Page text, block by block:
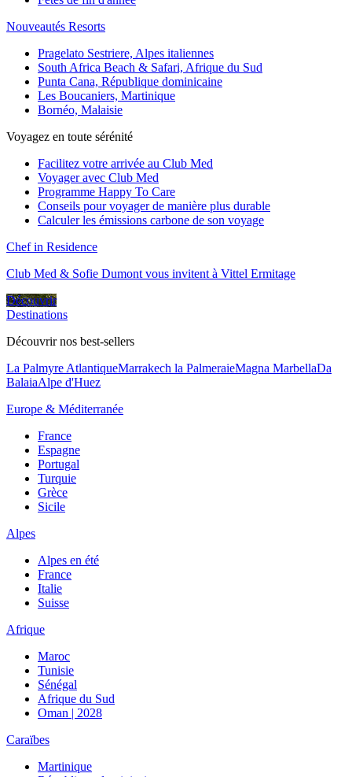
Nouveautés Resorts
Pragelato Sestriere, Alpes italiennes
South Africa Beach & Safari, Afrique du Sud
Punta Cana, République dominicaine
Les Boucaniers, Martinique
Bornéo, Malaisie
Voyagez en toute sérénité
Facilitez votre arrivée au Club Med
Voyager avec Club Med
Programme Happy To Care
Conseils pour voyager de manière plus durable
Calculer les émissions carbone de son voyage
Chef in Residence
Club Med & Sofie Dumont vous invitent à Vittel Ermitage
Découvrir
Destinations
Découvrir nos best-sellers
La Palmyre AtlantiqueMarrakech la PalmeraieMagna MarbellaDa
BalaiaAlpe d'Huez
Europe & Méditerranée
France
Espagne
Portugal
Turquie
Grèce
Sicile
Alpes
Alpes en été
France
Italie
Suisse
Afrique
Maroc
Tunisie
Sénégal
Afrique du Sud
Oman | 2028
Caraïbes
Martinique